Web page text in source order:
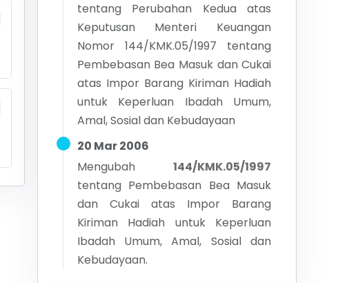
tentang Perubahan Kedua atas
Keputusan Menteri Keuangan
Nomor 144/KMK.05/1997 tentang
Pembebasan Bea Masuk dan Cukai
atas Impor Barang Kiriman Hadiah
untuk Keperluan Ibadah Umum,
Amal, Sosial dan Kebudayaan
20 Mar 2006
Mengubah
144/KMK.05/1997
tentang Pembebasan Bea Masuk
dan Cukai atas Impor Barang
Kiriman Hadiah untuk Keperluan
Ibadah Umum, Amal, Sosial dan
Kebudayaan.